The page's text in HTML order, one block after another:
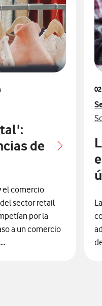
con
de
el comercio
sector retail
por la
a un comercio